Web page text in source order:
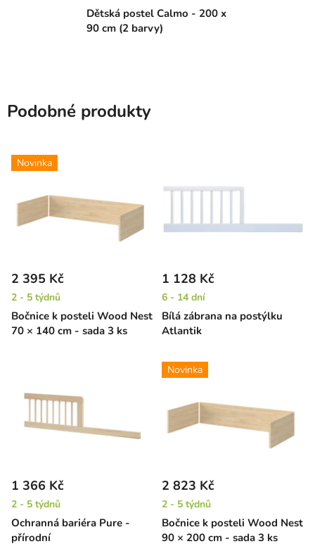
Dětská postel Calmo - 200 x
90 cm (2 barvy)
Podobné produkty
Novinka
Bočnice k posteli Wood Nest
70 × 140 cm - sada 3 ks
2 395 Kč
2 - 5 týdnů
Bílá zábrana na postýlku
Atlantik
1 128 Kč
6 - 14 dní
Ochranná bariéra Pure -
přírodní
1 366 Kč
2 - 5 týdnů
Novinka
Bočnice k posteli Wood Nest
90 × 200 cm - sada 3 ks
2 823 Kč
2 - 5 týdnů